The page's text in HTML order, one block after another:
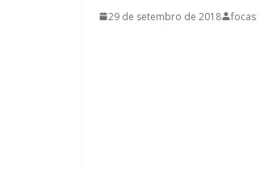
29 de setembro de 2018 focas